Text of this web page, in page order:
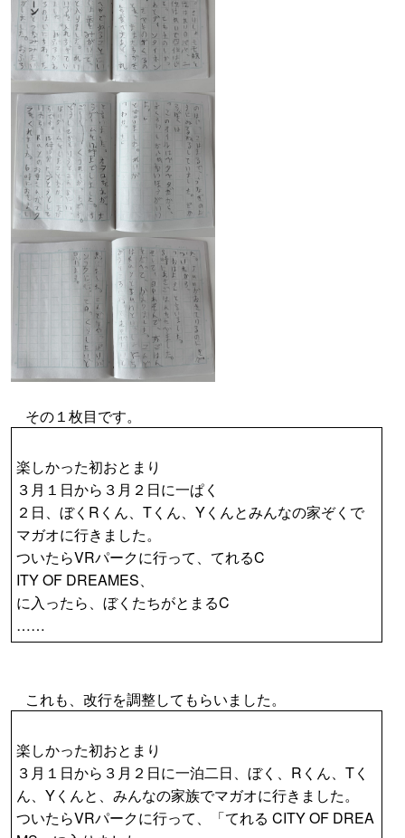
その１枚目です。
楽しかった初おとまり
３月１日から３月２日に一ぱく
２日、ぼくRくん、Tくん、Yくんとみんなの家ぞくで
マガオに行きました。
ついたらVRパークに行って、てれるC
ITY OF DREAMES、
に入ったら、ぼくたちがとまるC
……
これも、改行を調整してもらいました。
楽しかった初おとまり
３月１日から３月２日に一泊二日、ぼく、Rくん、Tく
ん、Yくんと、みんなの家族でマガオに行きました。
ついたらVRパークに行って、「てれる CITY OF DREA